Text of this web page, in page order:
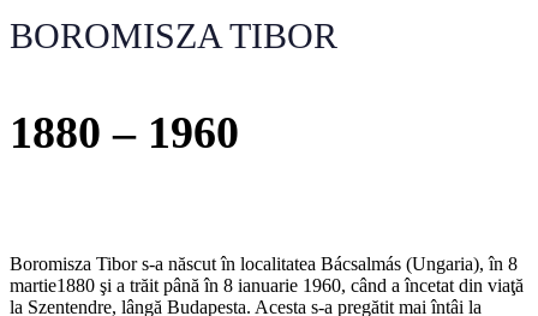
BOROMISZA TIBOR
1880 – 1960
Boromisza Tibor s-a născut în localitatea Bácsalmás (Ungaria), în 8
martie1880 şi a trăit până în 8 ianuarie 1960, când a încetat din viaţă
la Szentendre, lângă Budapesta. Acesta s-a pregătit mai întâi la